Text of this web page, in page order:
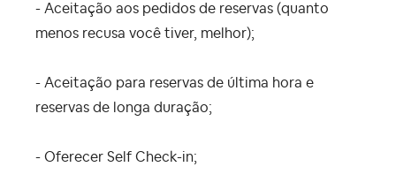
- Aceitação aos pedidos de reservas (quanto
menos recusa você tiver, melhor);
- Aceitação para reservas de última hora e
reservas de longa duração;
- Oferecer Self Check-in;